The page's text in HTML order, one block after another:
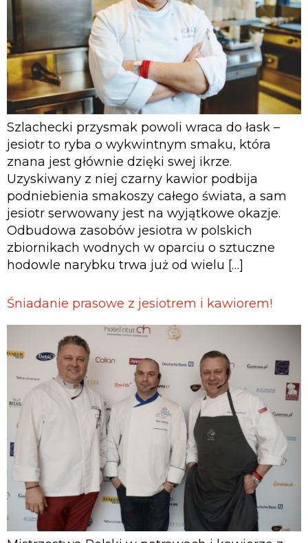
Szlachecki przysmak powoli wraca do łask –
jesiotr to ryba o wykwintnym smaku, która
znana jest głównie dzięki swej ikrze.
Uzyskiwany z niej czarny kawior podbija
podniebienia smakoszy całego świata, a sam
jesiotr serwowany jest na wyjątkowe okazje.
Odbudowa zasobów jesiotra w polskich
zbiornikach wodnych w oparciu o sztuczne
hodowle narybku trwa już od wielu […]
Śniadanie prasowe z jesiotrem i kawiorem!